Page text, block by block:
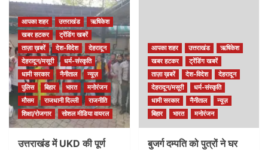
आपका शहर उत्तराखंड
ऋषिकेश
खबर हटकर
ट्रेंडिंग खबरें
ताज़ा ख़बरें
देश-विदेश
देहरादून
देहरादून/मसूरी
धर्म-संस्कृति
धामी सरकार
नैनीताल
न्यूज़
पुलिस
बिहार भारत
मनोरंजन
मौसम
राजधानी दिल्ली
राजनीति
शिक्षा/रोजगार
सोशल मीडिया वायरल
उत्तराखंड में UKD की पूर्ण
आपका शहर उत्तराखंड
ऋषिकेश
खबर हटकर
ट्रेंडिंग खबरें
ताज़ा ख़बरें
देश-विदेश
देहरादून
देहरादून/मसूरी
धर्म-संस्कृति
धामी सरकार
नैनीताल
न्यूज़
बिहार
भारत मनोरंजन
बुजर्ग दम्पति को पुत्रों ने घर